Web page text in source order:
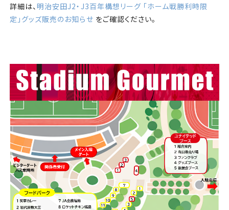
詳細は、明治安田J2・J3百年構想リーグ 「ホーム戦勝利時限
定」グッズ販売のお知らせ をご確認ください。